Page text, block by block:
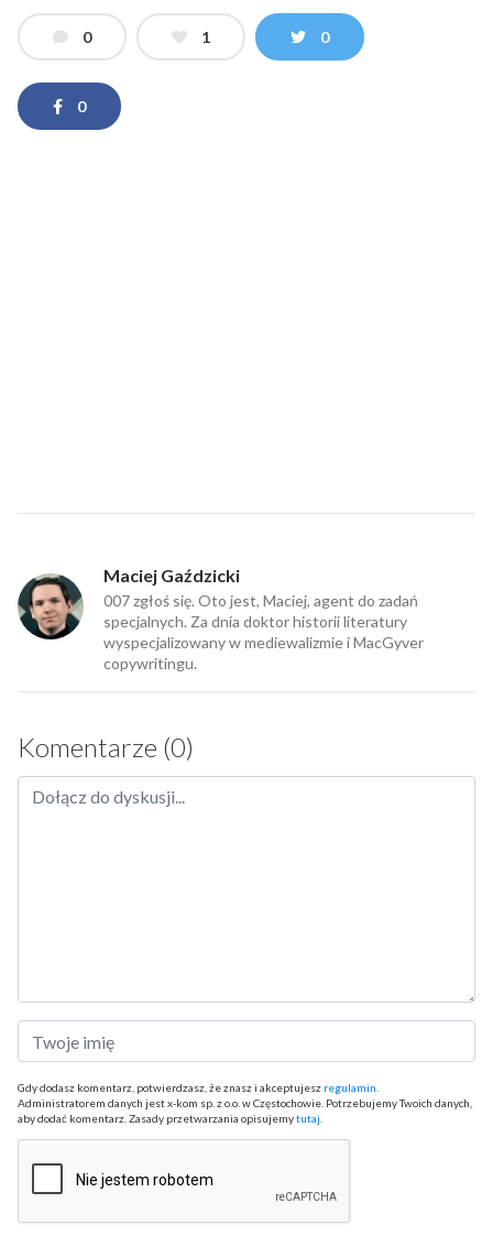
0 1 0
0
Maciej Gaździcki
007 zgłoś się. Oto jest, Maciej, agent do zadań
specjalnych. Za dnia doktor historii literatury
wyspecjalizowany w mediewalizmie i MacGyver
copywritingu.
Komentarze (0)
Gdy dodasz komentarz, potwierdzasz, że znasz i akceptujesz regulamin
Administratorem danych jest x-kom sp. z o.o. w Częstochowie. Potrzebujemy Twoich danych,
aby dodać komentarz. Zasady przetwarzania opisujemytutaj